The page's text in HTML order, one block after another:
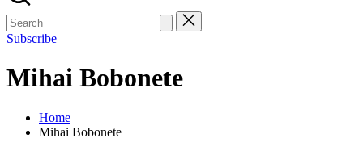
Subscribe
Mihai Bobonete
Home
Mihai Bobonete